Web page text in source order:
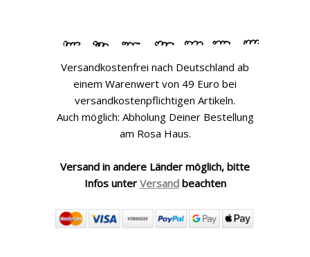
Versandkostenfrei nach Deutschland ab
einem Warenwert von 49 Euro bei
versandkostenpflichtigen Artikeln.
Auch möglich: Abholung Deiner Bestellung
am Rosa Haus.
Versand in andere Länder möglich, bitte
Infos unter Versandbeachten